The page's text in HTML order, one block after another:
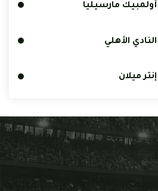
أولمبيك مارسيليا
النادي الأهلي
إنتر ميلان